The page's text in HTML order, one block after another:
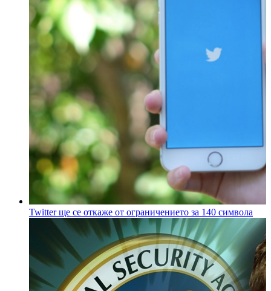
Twitter ще се откаже от ограничението за 140 символа